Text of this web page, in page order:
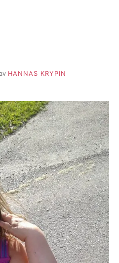
HANNAS KRYPIN